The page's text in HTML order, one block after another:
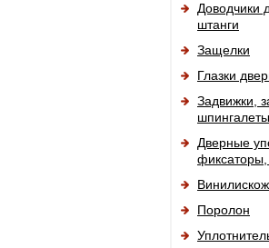
Доводчики
штанги
Защелки
Глазки
Задвижки,
шпингалеты
Дверные
фиксаторы,
Поролон